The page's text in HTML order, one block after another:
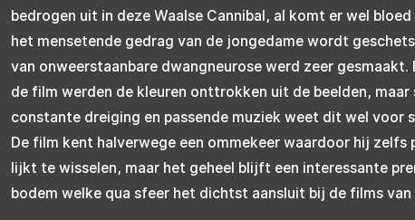
bedrogen uit in deze Waalse Cannibal, al komt er wel bloed
het mensetende gedrag van de jongedame wordt
van onweerstaanbare dwangneurose werd zeer gesmaakt.
de film werden de kleuren onttrokken uit de beelden, maar
constante dreiging en passende muziek weet dit wel voor
De film kent halverwege een ommekeer waardoor hij zelfs
lijkt te wisselen, maar het geheel blijft een interessante
bodem welke qua sfeer het dichtst aansluit bij de films van